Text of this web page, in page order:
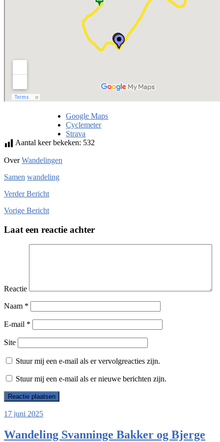
Google Maps
Cyclemeter
Strava
Aantal keer bekeken: 532
OverWandelingen
Samen wandeling
VerderBericht
Vorige Bericht
Laat een reactie achter
Reactie
Naam *
E-mail *
Site
Stuur mij een e-mail als er vervolgreacties zijn.
Stuur mij een e-mail als er nieuwe berichten zijn.
17 juni 2025
Wandeling Svanninge Bakker og Bjerge